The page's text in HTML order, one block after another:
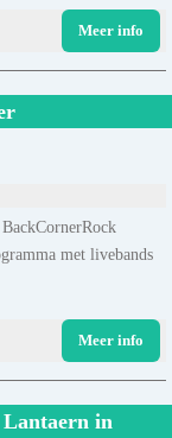
Meer info
met livebands
Meer info
Lantaern in